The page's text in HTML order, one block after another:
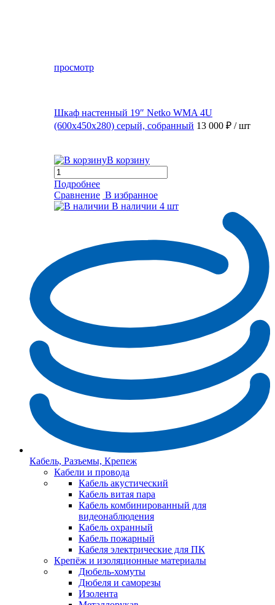
просмотр
Шкаф настенный 19″ Netko WMA 4U
(600x450x280) серый, собранный 13 000 ₽ / шт
В корзину
Подробнее
Сравнение В избранное
В наличии 4 шт
Кабель, Разъемы, Крепеж
Кабели и провода
Кабель акустический
Кабель витая пара
Кабель комбинированный для
видеонаблюдения
Кабель охранный
Кабель пожарный
Кабеля электрические для ПК
Крепёж и изоляционные материалы
Дюбель-хомуты
Дюбеля и саморезы
Изолента